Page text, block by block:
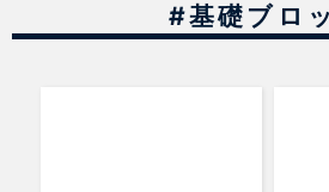
#基礎ブロ